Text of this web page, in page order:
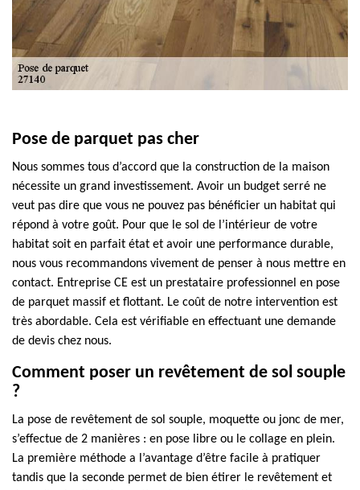
Pose de parquet pas cher
Nous sommes tous d’accord que la construction de la maison
nécessite un grand investissement. Avoir un budget serré ne
veut pas dire que vous ne pouvez pas bénéficier un habitat qui
répond à votre goût. Pour que le sol de l’intérieur de votre
habitat soit en parfait état et avoir une performance durable,
nous vous recommandons vivement de penser à nous mettre en
contact. Entreprise CE est un prestataire professionnel en pose
de parquet massif et flottant. Le coût de notre intervention est
très abordable. Cela est vérifiable en effectuant une demande
de devis chez nous.
Comment poser un revêtement de sol souple
?
La pose de revêtement de sol souple, moquette ou jonc de mer,
s’effectue de 2 manières : en pose libre ou le collage en plein.
La première méthode a l’avantage d’être facile à pratiquer
tandis que la seconde permet de bien étirer le revêtement et